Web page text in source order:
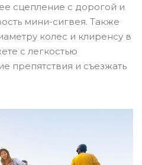
сцепление с дорогой и
мини-сигвея. Также
колес и клиренсу в
с легкостью
препятствия и съезжать